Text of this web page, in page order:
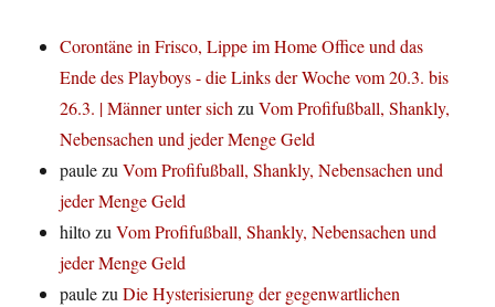
Corontäne in Frisco, Lippe im Home Office und das
Ende des Playboys - die Links der Woche vom 20.3. bis
26.3. | Männer unter sichzuVom Profifußball, Shankly,
Nebensachen und jeder Menge Geld
paulezuVom Profifußball, Shankly, Nebensachen und
jeder Menge Geld
hiltozuVom Profifußball, Shankly, Nebensachen und
jeder Menge Geld
paulezuDie Hysterisierung der gegenwartlichen